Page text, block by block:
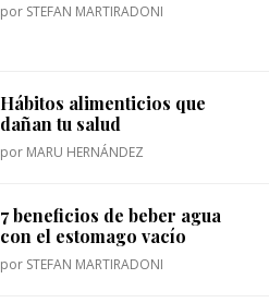
por STEFAN MARTIRADONI
Hábitos alimenticios que
dañan tu salud
por MARU HERNÁNDEZ
7 beneficios de beber agua
con el estomago vacío
por STEFAN MARTIRADONI